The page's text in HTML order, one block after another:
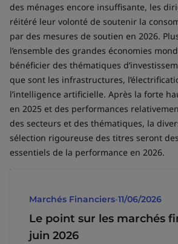
des ménages encore insuffisante, les
réitéré leur volonté de soutenir la
par des mesures de soutien en 2026.
l’ensemble des grandes économies
bénéficier des thématiques
que sont les infrastructures,
l’intelligence artificielle. Après la forte
en 2025 et des performances
des secteurs et des thématiques, la
sélection rigoureuse des titres seront
essentiels de la performance en 2026.
Marchés Financiers•11/06/2026
Le point sur les marchés
juin 2026